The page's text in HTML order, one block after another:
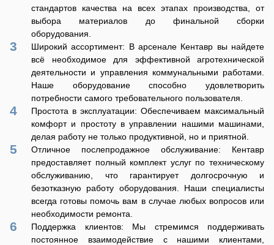
стандартов качества на всех этапах производства, от
выбора материалов до финальной сборки
оборудования.
Широкий ассортимент: В арсенале Кентавр вы найдете
всё необходимое для эффективной агротехнической
деятельности и управления коммунальными работами.
Наше оборудование способно удовлетворить
потребности самого требовательного пользователя.
Простота в эксплуатации: Обеспечиваем максимальный
комфорт и простоту в управлении нашими машинами,
делая работу не только продуктивной, но и приятной.
Отличное послепродажное обслуживание: Кентавр
предоставляет полный комплект услуг по техническому
обслуживанию, что гарантирует долгосрочную и
безотказную работу оборудования. Наши специалисты
всегда готовы помочь вам в случае любых вопросов или
необходимости ремонта.
Поддержка клиентов: Мы стремимся поддерживать
постоянное взаимодействие с нашими клиентами,